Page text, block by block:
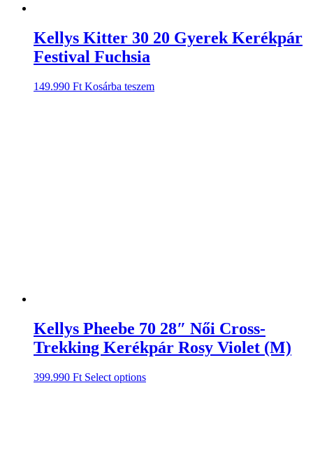
Kellys Kitter 30 20 Gyerek Kerékpár
Festival Fuchsia
149.990 Ft Kosárba teszem
Kellys Pheebe 70 28″ Női Cross-
Trekking Kerékpár Rosy Violet (M)
399.990 Ft Select options